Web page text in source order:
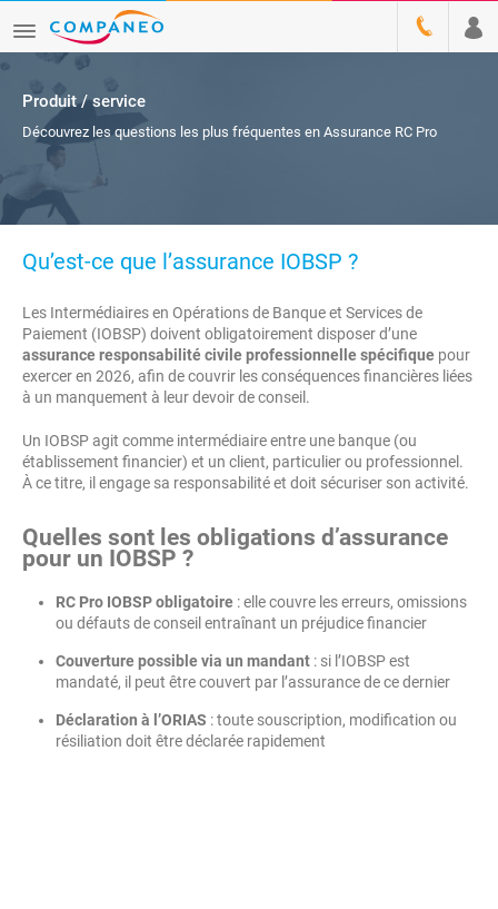
Produit / service
Découvrez les questions les plus fréquentes en Assurance RC Pro
Qu’est-ce que l’assurance IOBSP ?
Les Intermédiaires en Opérations de Banque et Services de
Paiement (IOBSP) doivent obligatoirement disposer d’une
assurance responsabilité civile professionnelle spécifique pour
exercer en 2026, afin de couvrir les conséquences financières liées
à un manquement à leur devoir de conseil.
Un IOBSP agit comme intermédiaire entre une banque (ou
établissement financier) et un client, particulier ou professionnel.
À ce titre, il engage sa responsabilité et doit sécuriser son activité.
Quelles sont les obligations d’assurance
pour un IOBSP ?
RC Pro IOBSP obligatoire : elle couvre les erreurs, omissions
ou défauts de conseil entraînant un préjudice financier
Couverture possible via un mandant : si l’IOBSP est
mandaté, il peut être couvert par l’assurance de ce dernier
Déclaration à l’ORIAS : toute souscription, modification ou
résiliation doit être déclarée rapidement